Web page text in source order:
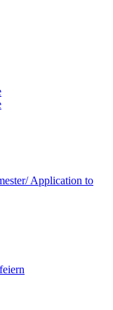
Application to